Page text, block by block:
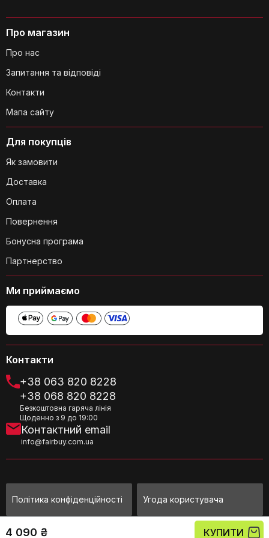
4 090 ₴ КУПИТИ
щодо догляду за титановими
дошками, окрім миття в
Чи є на дошках якісь спеціальні
позначки або маркування?
Чи підходять ці дошки для
використання на відкритому повітрі,
нарізання?
Контакти
+38 063 820 8228
+38 068 820 8228
Безкоштовна гаряча лінія
Щоденно з 9 до 19:00
Контактний email
info@fairbuy.com.ua
Для покупців
Як замовити
Доставка
Оплата
Повернення
Бонусна програма
Партнерство
Про магазин
Про нас
Запитання та відповіді
Контакти
Мапа сайту
Ми приймаємо
Політика конфіденційності Угода користувача